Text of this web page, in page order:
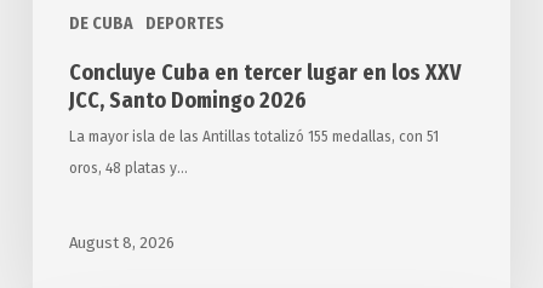
DE CUBA DEPORTES
Concluye Cuba en tercer lugar en los XXV
JCC, Santo Domingo 2026
La mayor isla de las Antillas totalizó 155 medallas, con 51
oros, 48 platas y…
August 8, 2026